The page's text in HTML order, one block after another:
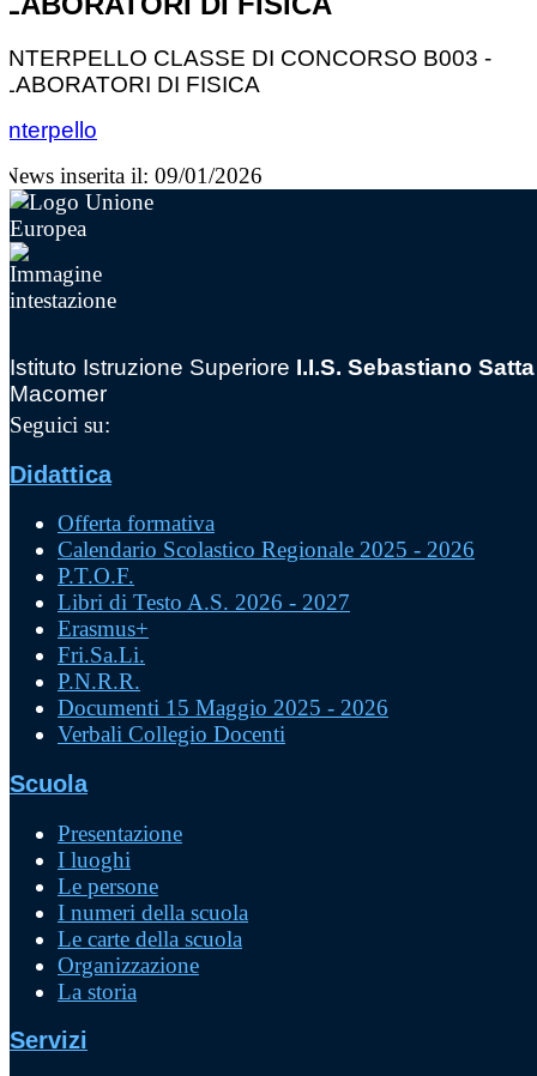
INTERPELLO CLASSE DI CONCORSO B003 -
LABORATORI DI FISICA
Interpello
News inserita il: 09/01/2026
Istituto Istruzione Superiore I.I.S. Sebastiano Satta
Macomer
Seguici su:
Didattica
Offerta formativa
Calendario Scolastico Regionale 2025 - 2026
P.T.O.F.
Libri di Testo A.S. 2026 - 2027
Erasmus+
Fri.Sa.Li.
P.N.R.R.
Documenti 15 Maggio 2025 - 2026
Verbali Collegio Docenti
Scuola
Presentazione
I luoghi
Le persone
I numeri della scuola
Le carte della scuola
Organizzazione
La storia
Servizi